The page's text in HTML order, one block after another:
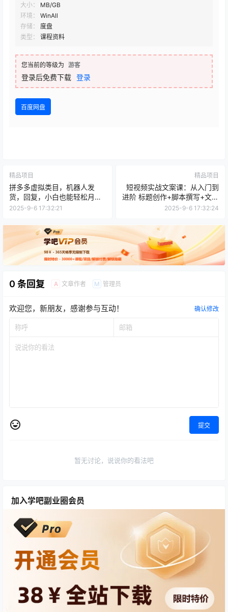
大小：
MB/GB
环境：
WinAll
存储：
度盘
类型：
课程资料
您当前的等级为 游客
登录后免费下载 登录
百度网盘
精品项目
拼多多虚拟类目，机器人发
货，回复，小白也能轻松月入
1-5W
2025-9-6 17:32:21
精品项目
短视频实战文案课：从入门到
进阶 标题创作+脚本撰写+文案
优化三大核心模块
2025-9-6 17:32:24
0 条回复 A 文章作者 M 管理员
欢迎您，新朋友，感谢参与互动！ 确认修改
提交
暂无讨论，说说你的看法吧
加入学吧副业圈会员